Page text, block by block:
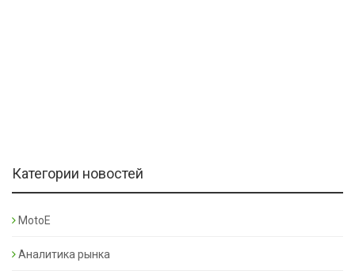
Категории новостей
MotoE
Аналитика рынка